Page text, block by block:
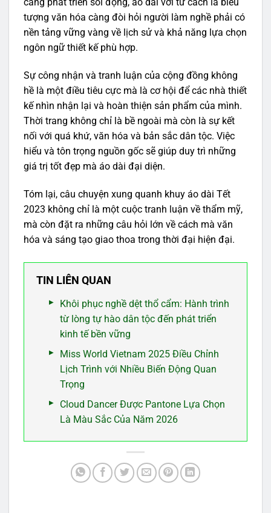
càng phát triển sôi động, áo dài với tư cách là biểu
tượng văn hóa càng đòi hỏi người làm nghề phải có
nền tảng vững vàng về lịch sử và khả năng lựa chọn
ngôn ngữ thiết kế phù hợp.
Sự công nhận và tranh luận của cộng đồng không
hề là một điều tiêu cực mà là cơ hội để các nhà thiết
kế nhìn nhận lại và hoàn thiện sản phẩm của mình.
Thời trang không chỉ là bề ngoài mà còn là sự kết
nối với quá khứ, văn hóa và bản sắc dân tộc. Việc
hiểu và tôn trọng nguồn gốc sẽ giúp duy trì những
giá trị tốt đẹp mà áo dài đại diện.
Tóm lại, câu chuyện xung quanh khuy áo dài Tết
2023 không chỉ là một cuộc tranh luận về thẩm mỹ,
mà còn đặt ra những câu hỏi lớn về cách mà văn
hóa và sáng tạo giao thoa trong thời đại hiện đại.
TIN LIÊN QUAN
Khôi phục nghề dệt thổ cẩm: Hành trình
từ lòng tự hào dân tộc đến phát triển
kinh tế bền vững
Miss World Vietnam 2025 Điều Chỉnh
Lịch Trình với Nhiều Biến Động Quan
Trọng
Cloud Dancer Được Pantone Lựa Chọn
Là Màu Sắc Của Năm 2026